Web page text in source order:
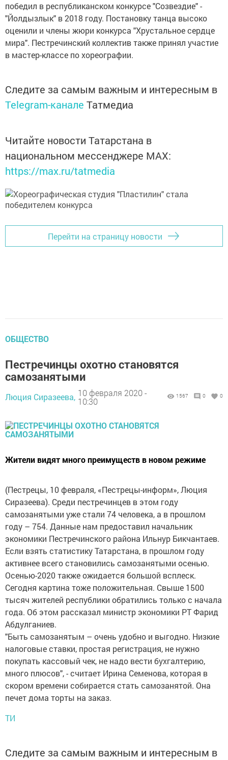
победил в республиканском конкурсе "Созвездие" -
"Йолдызлык" в 2018 году. Постановку танца высоко
оценили и члены жюри конкурса "Хрустальное сердце
мира". Пестречинский коллектив также принял участие
в мастер-классе по хореографии.
Следите за самым важным и интересным в
Telegram-канале Татмедиа
Читайте новости Татарстана в
национальном мессенджере MАХ:
https://max.ru/tatmedia
Перейти на страницу новости
ОБЩЕСТВО
Пестречинцы охотно становятся
самозанятыми
Люция Сиразеева, 10 февраля 2020 -
10:30
1567 0 0
Жители видят много преимуществ в новом режиме
(Пестрецы, 10 февраля, «Пестрецы-информ», Люция
Сиразеева). Среди пестречинцев в этом году
самозанятыми уже стали 74 человека, а в прошлом
году – 754. Данные нам предоставил начальник
экономики Пестречинского района Ильнур Бикчантаев.
Если взять статистику Татарстана, в прошлом году
активнее всего становились самозанятыми осенью.
Осенью-2020 также ожидается большой всплеск.
Сегодня картина тоже положительная. Свыше 1500
тысяч жителей республики обратились только с начала
года. Об этом рассказал министр экономики РТ Фарид
Абдулганиев.
"Быть самозанятым – очень удобно и выгодно. Низкие
налоговые ставки, простая регистрация, не нужно
покупать кассовый чек, не надо вести бухгалтерию,
много плюсов", - считает Ирина Семенова, которая в
скором времени собирается стать самозанятой. Она
печет дома торты на заказ.
ТИ
Следите за самым важным и интересным в